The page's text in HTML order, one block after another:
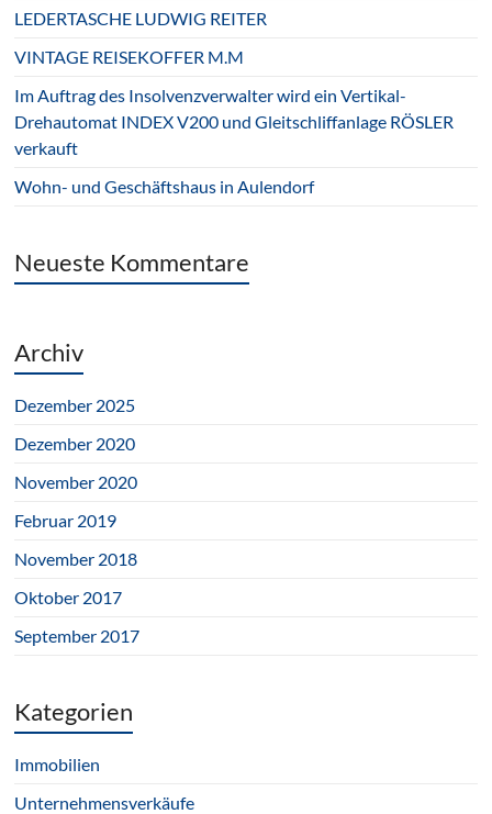
LEDERTASCHE LUDWIG REITER
VINTAGE REISEKOFFER M.M
Im Auftrag des Insolvenzverwalter wird ein Vertikal-
Drehautomat INDEX V200 und Gleitschliffanlage RÖSLER
verkauft
Wohn- und Geschäftshaus in Aulendorf
Neueste Kommentare
Archiv
Dezember 2025
Dezember 2020
November 2020
Februar 2019
November 2018
Oktober 2017
September 2017
Kategorien
Immobilien
Unternehmensverkäufe